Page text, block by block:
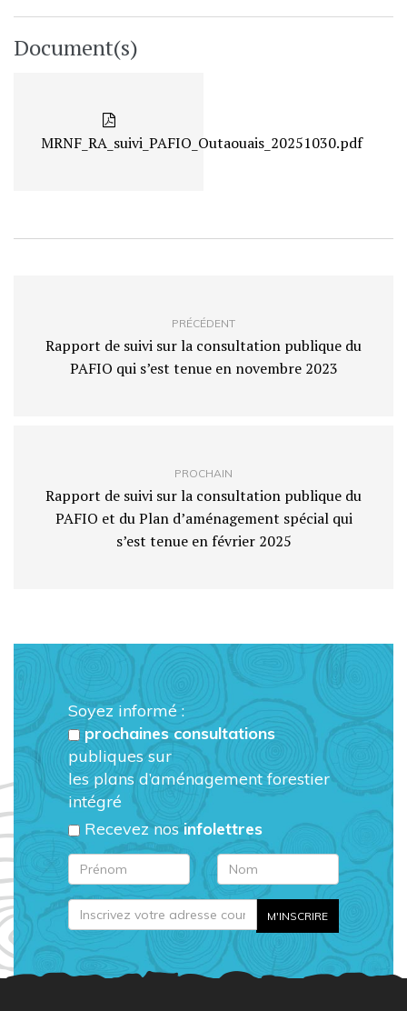
Document(s)
MRNF_RA_suivi_PAFIO_Outaouais_20251030.pdf
PRÉCÉDENT
Rapport de suivi sur la consultation publique du
PAFIO qui s’est tenue en novembre 2023
PROCHAIN
Rapport de suivi sur la consultation publique du
PAFIO et du Plan d’aménagement spécial qui
s’est tenue en février 2025
Soyez informé :
prochaines consultations
publiques sur
les plans d’aménagement forestier
intégré
Recevez nosinfolettres